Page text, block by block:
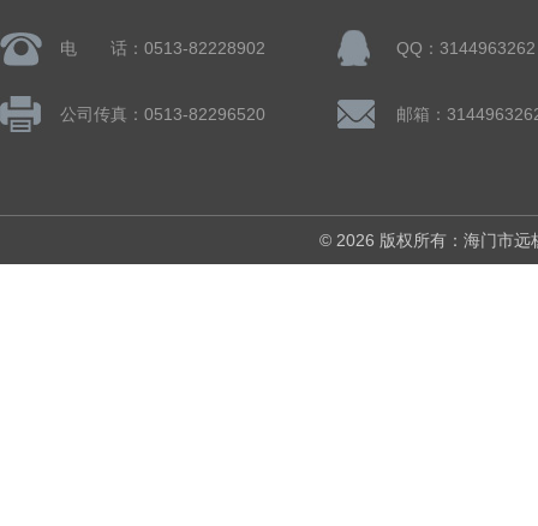
电 话：0513-82228902 QQ：3144963262
公司传真：0513-82296520 邮箱：
© 2026 版权所有：海门市